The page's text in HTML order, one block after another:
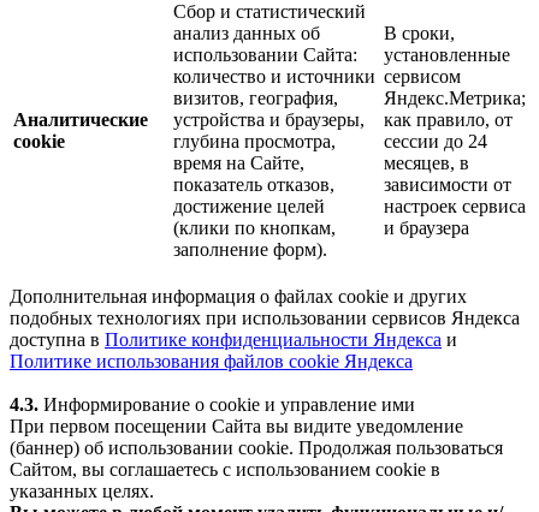
Аналитические
cookie
Сбор и статистический
анализ данных об
использовании Сайта:
количество и источники
визитов, география,
устройства и браузеры,
глубина просмотра,
время на Сайте,
показатель отказов,
достижение целей
(клики по кнопкам,
заполнение форм).
В сроки,
установленные
сервисом
Яндекс.Метрика;
как правило, от
сессии до 24
месяцев, в
зависимости от
настроек сервиса
и браузера
Дополнительная информация о файлах cookie и других
подобных технологиях при использовании сервисов Яндекса
доступна в Политике конфиденциальности Яндекса и
Политике использования файлов cookie Яндекса
4.3. Информирование о cookie и управление ими
При первом посещении Сайта вы видите уведомление
(баннер) об использовании cookie. Продолжая пользоваться
Сайтом, вы соглашаетесь с использованием cookie в
указанных целях.